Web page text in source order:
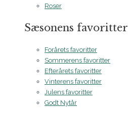
Roser
Sæsonens favoritter
Forårets favoritter
Sommerens favoritter
Efterårets favoritter
Vinterens favoritter
Julens favoritter
Godt Nytår